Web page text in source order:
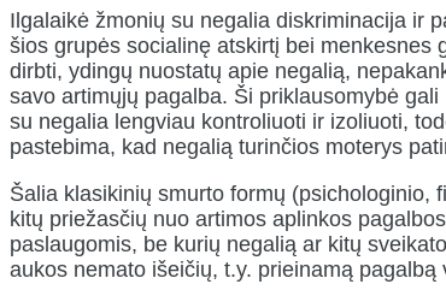
Ilgalaikė žmonių su negalia diskriminacija ir
šios grupės socialinę atskirtį bei menkesnes
dirbti, ydingų nuostatų apie negalią,
savo artimųjų pagalba. Ši priklausomybė
su negalia lengviau kontroliuoti ir izoliuoti,
pastebima, kad negalią turinčios moterys
Šalia klasikinių smurto formų (psichologinio,
kitų priežasčių nuo artimos aplinkos
paslaugomis, be kurių negalią ar kitų
aukos nemato išeičių, t.y. prieinamą